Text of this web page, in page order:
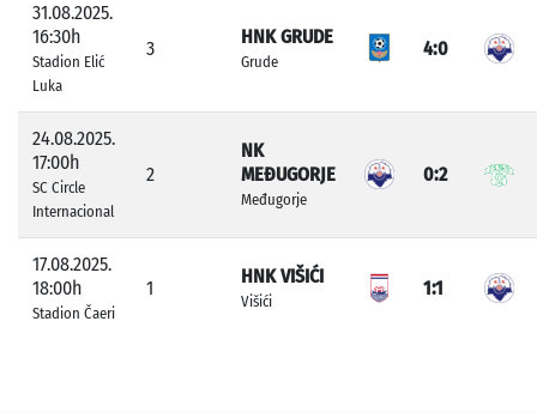
31.08.2025.
16:30h
Stadion Elić
Luka
3
HNK GRUDE
Grude
4:0
24.08.2025.
17:00h
SC Circle
Internacional
2
NK
MEĐUGORJE
Međugorje
0:2
17.08.2025.
18:00h
Stadion Čaeri
1
HNK VIŠIĆI
Višići
1:1